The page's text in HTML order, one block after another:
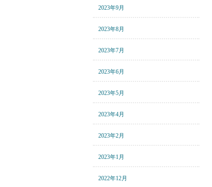
2023年9月
2023年8月
2023年7月
2023年6月
2023年5月
2023年4月
2023年2月
2023年1月
2022年12月